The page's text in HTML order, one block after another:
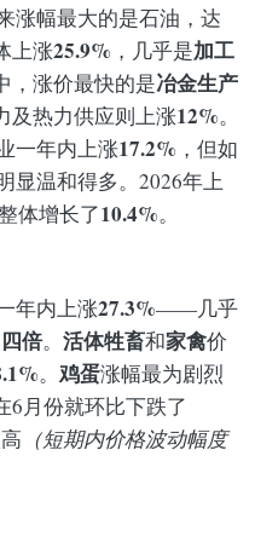
涨幅最大的是石油，达
上涨25.9% ，几乎是加工
，涨价最快的是冶金生产
及热力供应则上涨12%。
一年内上涨17.2% ，但如
显温和得多。2026年上
体增长了10.4%。
年内上涨27.3%——几乎
四倍。 活体牲畜和家禽价
。 鸡蛋涨幅最为剧烈
6月份就环比下跌了
（短期内价格波动幅度